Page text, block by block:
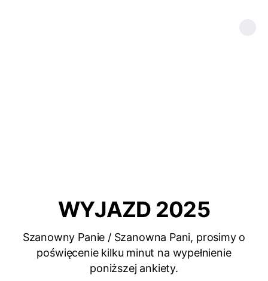
WYJAZD 2025
Szanowny Panie / Szanowna Pani, prosimy o
poświęcenie kilku minut na wypełnienie
poniższej ankiety.